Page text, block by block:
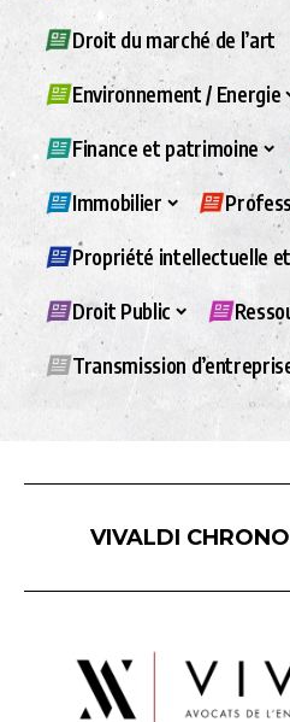
Droit du marché de l’art
Environnement / Energie
Finance et patrimoine
Immobilier
Propriété intellectuelle
Droit Public
Transmission
VIVALDI